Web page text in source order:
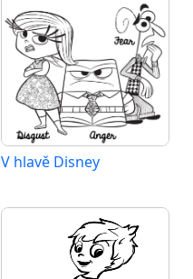
V hlavě Disney